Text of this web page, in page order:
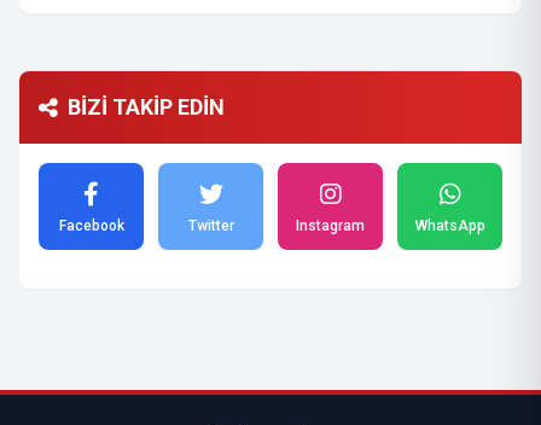
BİZİ TAKİP EDİN
Facebook Twitter Instagram WhatsApp